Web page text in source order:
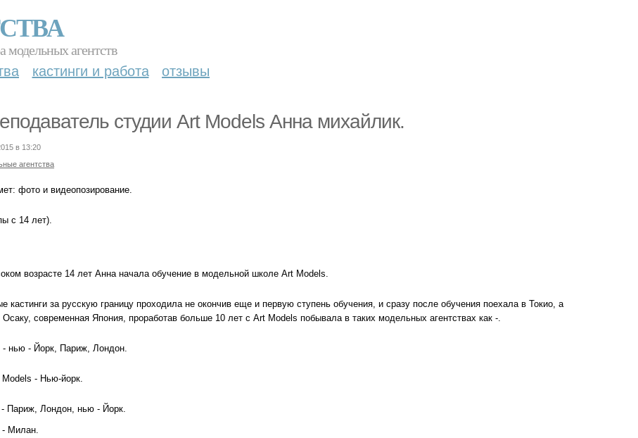
модельных агентств
кастинги и работа отзывы
студии Art Models Анна михайлик.
в 13:20
агентства
фото и видеопозирование.
с 14 лет).
возрасте 14 лет Анна начала обучение в модельной школе Art Models.
кастинги за русскую границу проходила не окончив еще и первую ступень обучения, и сразу после обучения поехала в Токио, а
Осаку, современная Япония, проработав больше 10 лет с Art Models побывала в таких модельных агентствах как -.
- нью - Йорк, Париж, Лондон.
Models - Нью-йорк.
Париж, Лондон, нью - Йорк.
Милан.